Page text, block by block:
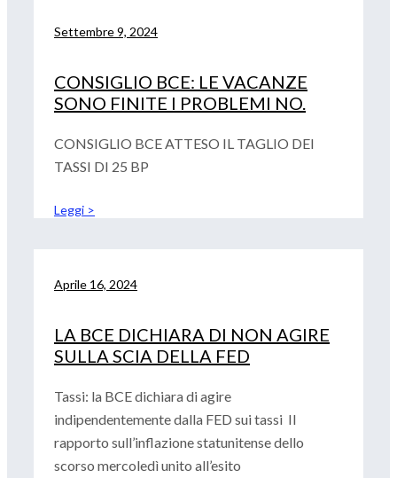
Settembre 9, 2024
CONSIGLIO BCE: LE VACANZE
SONO FINITE I PROBLEMI NO.
CONSIGLIO BCE ATTESO IL TAGLIO DEI
TASSI DI 25 BP
Leggi >
Aprile 16, 2024
LA BCE DICHIARA DI NON AGIRE
SULLA SCIA DELLA FED
Tassi: la BCE dichiara di agire
indipendentemente dalla FED sui tassi Il
rapporto sull’inflazione statunitense dello
scorso mercoledì unito all’esito